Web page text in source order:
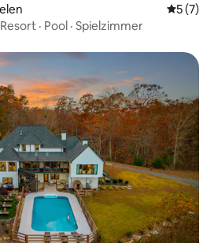
5 (7)
· Pool · Spielzimmer